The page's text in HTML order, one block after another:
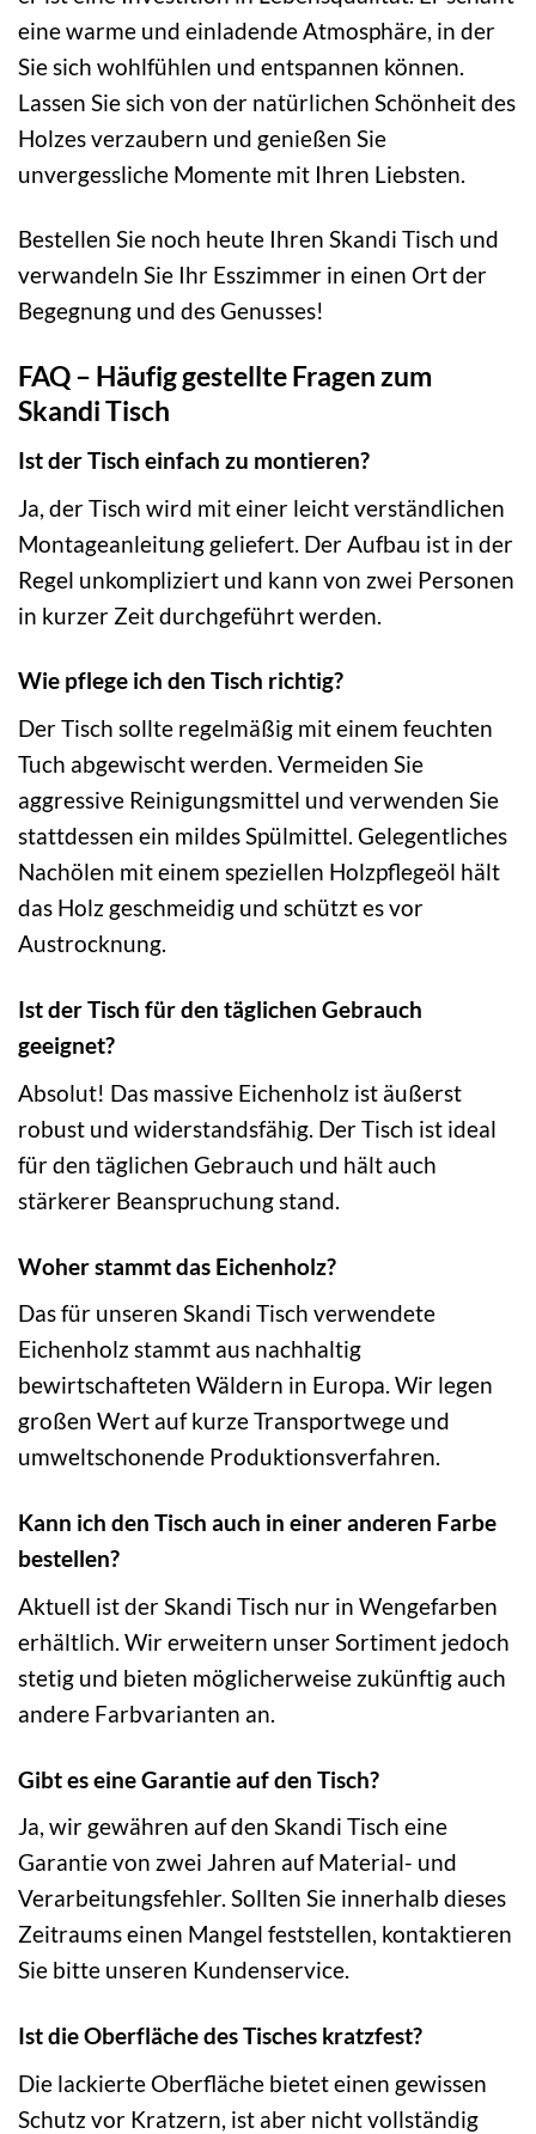
eine warme und einladende Atmosphäre, in der
Sie sich wohlfühlen und entspannen können.
Lassen Sie sich von der natürlichen Schönheit des
Holzes verzaubern und genießen Sie
unvergessliche Momente mit Ihren Liebsten.
Bestellen Sie noch heute Ihren Skandi Tisch und
verwandeln Sie Ihr Esszimmer in einen Ort der
Begegnung und des Genusses!
FAQ – Häufig gestellte Fragen zum
Skandi Tisch
Ist der Tisch einfach zu montieren?
Ja, der Tisch wird mit einer leicht verständlichen
Montageanleitung geliefert. Der Aufbau ist in der
Regel unkompliziert und kann von zwei Personen
in kurzer Zeit durchgeführt werden.
Wie pflege ich den Tisch richtig?
Der Tisch sollte regelmäßig mit einem feuchten
Tuch abgewischt werden. Vermeiden Sie
aggressive Reinigungsmittel und verwenden Sie
stattdessen ein mildes Spülmittel. Gelegentliches
Nachölen mit einem speziellen Holzpflegeöl hält
das Holz geschmeidig und schützt es vor
Austrocknung.
Ist der Tisch für den täglichen Gebrauch
geeignet?
Absolut! Das massive Eichenholz ist äußerst
robust und widerstandsfähig. Der Tisch ist ideal
für den täglichen Gebrauch und hält auch
stärkerer Beanspruchung stand.
Woher stammt das Eichenholz?
Das für unseren Skandi Tisch verwendete
Eichenholz stammt aus nachhaltig
bewirtschafteten Wäldern in Europa. Wir legen
großen Wert auf kurze Transportwege und
umweltschonende Produktionsverfahren.
Kann ich den Tisch auch in einer anderen Farbe
bestellen?
Aktuell ist der Skandi Tisch nur in Wengefarben
erhältlich. Wir erweitern unser Sortiment jedoch
stetig und bieten möglicherweise zukünftig auch
andere Farbvarianten an.
Gibt es eine Garantie auf den Tisch?
Ja, wir gewähren auf den Skandi Tisch eine
Garantie von zwei Jahren auf Material- und
Verarbeitungsfehler. Sollten Sie innerhalb dieses
Zeitraums einen Mangel feststellen, kontaktieren
Sie bitte unseren Kundenservice.
Ist die Oberfläche des Tisches kratzfest?
Die lackierte Oberfläche bietet einen gewissen
Schutz vor Kratzern, ist aber nicht vollständig